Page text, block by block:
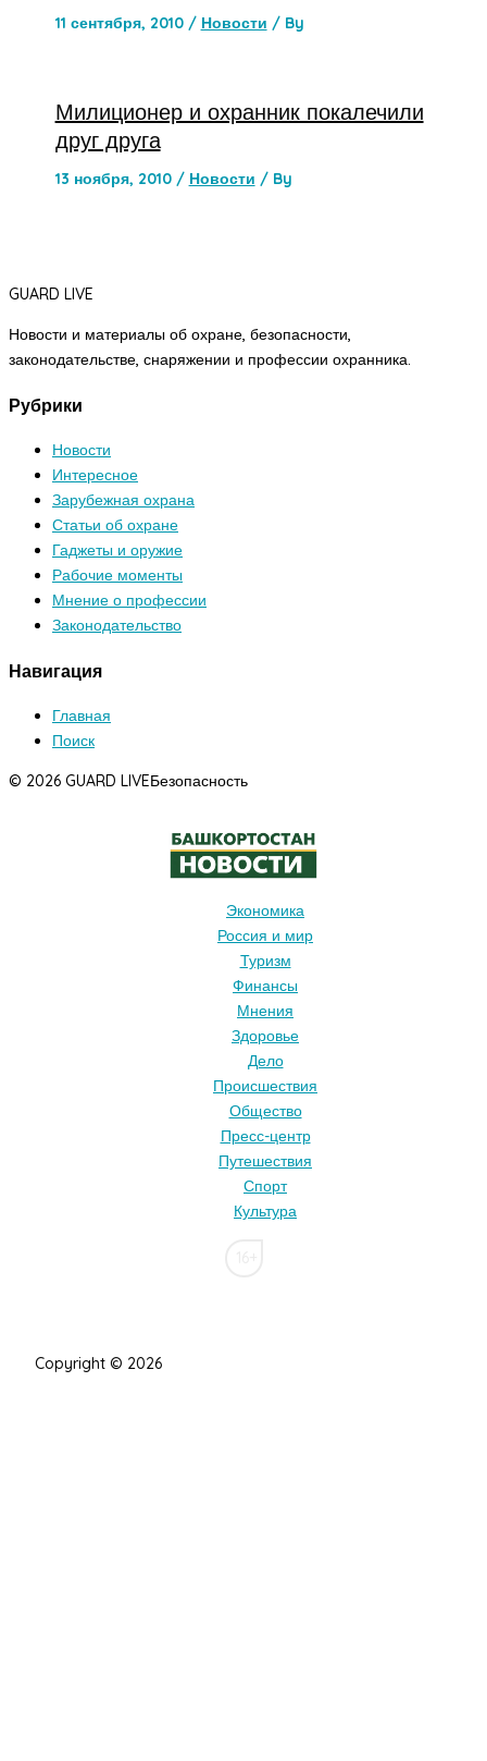
11 сентября, 2010 / Новости / By
Милиционер и охранник покалечили
друг друга
13 ноября, 2010 / Новости / By
GUARD LIVE
Новости и материалы об охране, безопасности,
законодательстве, снаряжении и профессии охранника.
Рубрики
Новости
Интересное
Зарубежная охрана
Статьи об охране
Гаджеты и оружие
Рабочие моменты
Мнение о профессии
Законодательство
Навигация
Главная
Поиск
© 2026 GUARD LIVEБезопасность
Экономика
Россия и мир
Туризм
Финансы
Мнения
Здоровье
Дело
Происшествия
Общество
Пресс-центр
Путешествия
Спорт
Культура
Copyright © 2026